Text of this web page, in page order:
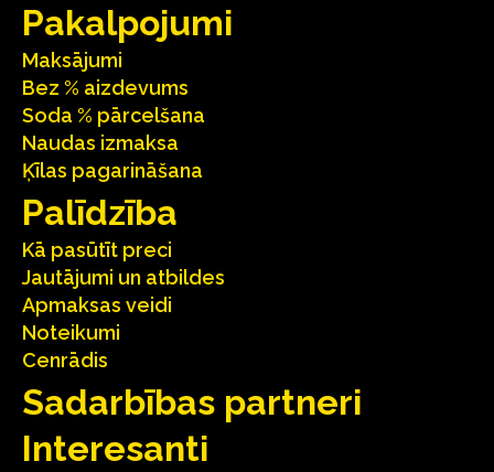
Pakalpojumi
Maksājumi
Bez % aizdevums
Soda % pārcelšana
Naudas izmaksa
Ķīlas pagarināšana
Palīdzība
Kā pasūtīt preci
Jautājumi un atbildes
Apmaksas veidi
Noteikumi
Cenrādis
Sadarbības partneri
Interesanti